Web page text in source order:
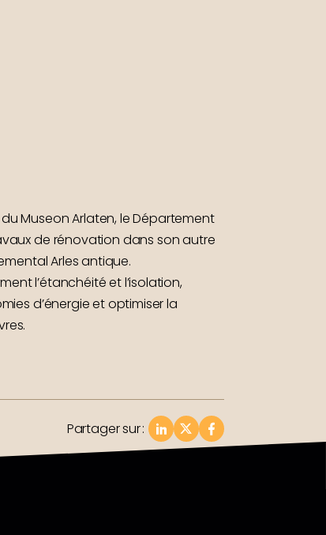
Museon Arlaten, le Département
de rénovation dans son autre
Arles antique.
l’étanchéité et l’isolation,
d’énergie et optimiser la
Partager sur: